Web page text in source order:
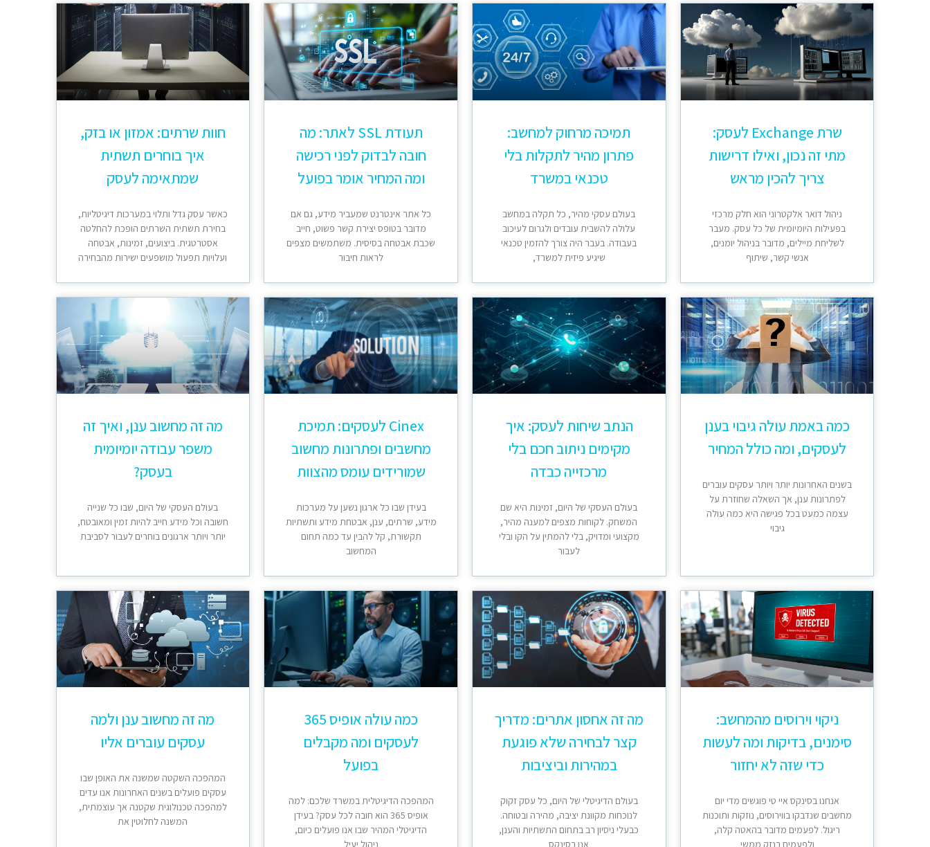
שרת Exchange לעסק:
מתי זה נכון, ואילו דרישות
צריך להכין מראש
ניהול דואר אלקטרוני הוא חלק מרכזי
בפעילות היומיומית של כל עסק. מעבר
לשליחת מיילים, מדובר בניהול יומנים,
אנשי קשר, שיתוף
תמיכה מרחוק למחשב:
פתרון מהיר לתקלות בלי
טכנאי במשרד
בעולם עסקי מהיר, כל תקלה במחשב
עלולה להשבית עובדים ולגרום לעיכוב
בעבודה. בעבר היה צורך להזמין טכנאי
שיגיע פיזית למשרד,
תעודת SSL לאתר: מה
חובה לבדוק לפני רכישה
ומה המחיר אומר בפועל
כל אתר אינטרנט שמעביר מידע, גם אם
מדובר בטופס יצירת קשר פשוט, חייב
שכבת אבטחה בסיסית. משתמשים מצפים
לראות חיבור
חוות שרתים: אמזון או בזק,
איך בוחרים תשתית
שמתאימה לעסק
כאשר עסק גדל ותלוי במערכות דיגיטליות,
בחירת תשתית השרתים הופכת להחלטה
אסטרטגית. ביצועים, זמינות, אבטחה
ועלויות תפעול מושפעים ישירות מהבחירה
כמה באמת עולה גיבוי בענן
לעסקים, ומה כולל המחיר
בשנים האחרונות יותר ויותר עסקים עוברים
לפתרונות ענן, אך השאלה שחוזרת על
עצמה כמעט בכל פגישה היא כמה עולה
גיבוי
הנתב שיחות לעסק: איך
מקימים ניתוב חכם בלי
מרכזייה כבדה
בעולם העסקי של היום, זמינות היא שם
המשחק. לקוחות מצפים למענה מהיר,
מקצועי ומדויק, בלי להמתין על הקו ובלי
לעבור
Cinex לעסקים: תמיכת
מחשבים ופתרונות מחשוב
שמורידים עומס מהצוות
בעידן שבו כל ארגון נשען על מערכות
מידע, שרתים, ענן, אבטחת מידע ותשתיות
תקשורת, קל להבין עד כמה תחום
המחשוב
מה זה מחשוב ענן, ואיך זה
משפר עבודה יומיומית
בעסק?
בעולם העסקי של היום, שבו כל שנייה
חשובה וכל מידע חייב להיות זמין ומאובטח,
יותר ויותר ארגונים בוחרים לעבור לסביבת
ניקוי וירוסים מהמחשב:
סימנים, בדיקות ומה לעשות
כדי שזה לא יחזור
אנחנו בסינקס איי טי פוגשים מדי יום
מחשבים שנדבקו בווירוסים, נוזקות ותוכנות
ריגול. לפעמים מדובר בהאטה קלה,
מה זה אחסון אתרים: מדריך
קצר לבחירה שלא פוגעת
במהירות וביציבות
בעולם הדיגיטלי של היום, כל עסק זקוק
לנוכחות מקוונת יציבה, מהירה ובטוחה.
כבעלי ניסיון רב בתחום התשתיות והענן,
כמה עולה אופיס 365
לעסקים ומה מקבלים
בפועל
המהפכה הדיגיטלית במשרד שלכם: למה
אופיס 365 הוא חובה לכל עסק? בעידן
הדיגיטלי המהיר שבו אנו פועלים כיום,
מה זה מחשוב ענן ולמה
עסקים עוברים אליו
המהפכה השקטה שמשנה את האופן שבו
עסקים פועלים בשנים האחרונות אנו עדים
למהפכה טכנולוגית שקטנה אך עוצמתית,
המשנה לחלוטין את